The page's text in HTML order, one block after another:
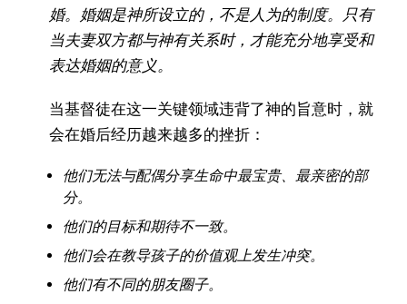
婚。婚姻是神所设立的，不是人为的制度。只有
当夫妻双方都与神有关系时，才能充分地享受和
表达婚姻的意义。
当基督徒在这一关键领域违背了神的旨意时，就
会在婚后经历越来越多的挫折：
他们无法与配偶分享生命中最宝贵、最亲密的部
分。
他们的目标和期待不一致。
他们会在教导孩子的价值观上发生冲突。
他们有不同的朋友圈子。